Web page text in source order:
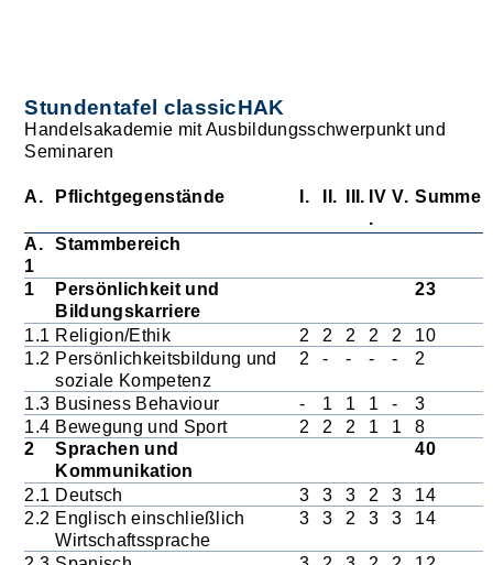
Stundentafel classicHAK
Handelsakademie mit Ausbildungsschwerpunkt und
Seminaren
A. Pflichtgegenstände I. II. III. IV
.
V. Summe
A.
1
Stammbereich
1
Persönlichkeit und
Bildungskarriere
23
1.1 Religion/Ethik 2 2 2 2 2
10
1.2 Persönlichkeitsbildung und
soziale Kompetenz
2 - - - - 2
1.3 Business Behaviour - 1 1 1 -
3
1.4 Bewegung und Sport 2 2 2 1 1 8
2
Sprachen und
Kommunikation
40
2.1 Deutsch 3 3 3 2 3
14
2.2 Englisch einschließlich
Wirtschaftssprache
3 3 2 3 3 14